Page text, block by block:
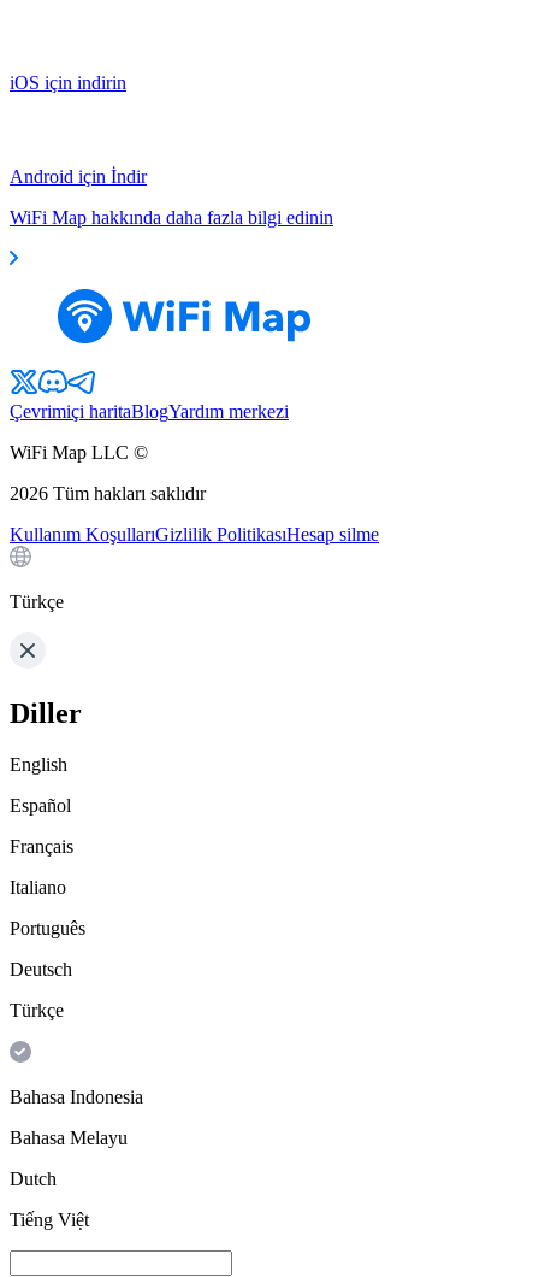
iOS için indirin
Android için İndir
WiFi Map hakkında daha fazla bilgi edinin
Çevrimiçi haritaBlogYardım merkezi
WiFi Map LLC ©
2026 Tüm hakları saklıdır
Kullanım KoşullarıGizlilik PolitikasıHesap silme
Türkçe
Diller
English
Español
Français
Italiano
Português
Deutsch
Türkçe
Bahasa Indonesia
Bahasa Melayu
Dutch
Tiếng Việt